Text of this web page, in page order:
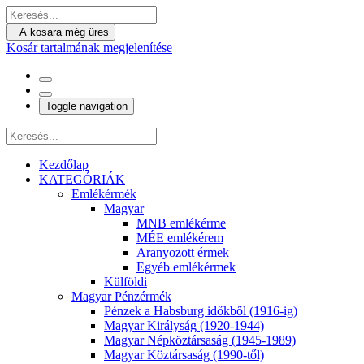
A kosara még üres
Kosár tartalmának megjelenítése
Toggle navigation
Kezdőlap
KATEGÓRIÁK
Emlékérmék
Magyar
MNB emlékérme
MÉE emlékérem
Aranyozott érmek
Egyéb emlékérmek
Külföldi
Magyar Pénzérmék
Pénzek a Habsburg időkből (1916-ig)
Magyar Királyság (1920-1944)
Magyar Népköztársaság (1945-1989)
Magyar Köztársaság (1990-től)